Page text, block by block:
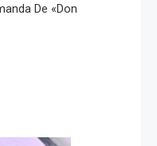
De «Don